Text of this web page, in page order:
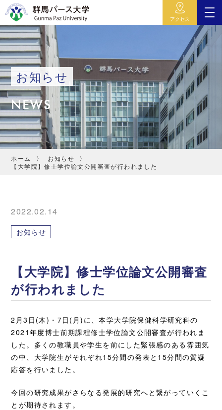
アクセス
お知らせ
NEWS
ホーム
お知らせ
【大学院】修士学位論文公開審査が行われました
2022.02.14
お知らせ
【大学院】修士学位論文公開審査
が行われました
2月3日(木)・7日(月)に、本学大学院保健科学研究科の
2021年度博士前期課程修士学位論文公開審査が行われま
した。多くの教職員や学生を前にした緊張感のある雰囲気
の中、大学院生がそれぞれ15分間の発表と15分間の質疑
応答を行いました。
今回の研究成果がさらなる発展的研究へと繋がっていくこ
とが期待されます。